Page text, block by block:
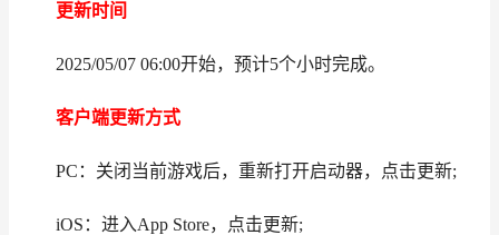
更新时间
2025/05/07 06:00开始，预计5个小时完成。
客户端更新方式
PC：关闭当前游戏后，重新打开启动器，点击更新;
iOS：进入App Store，点击更新;